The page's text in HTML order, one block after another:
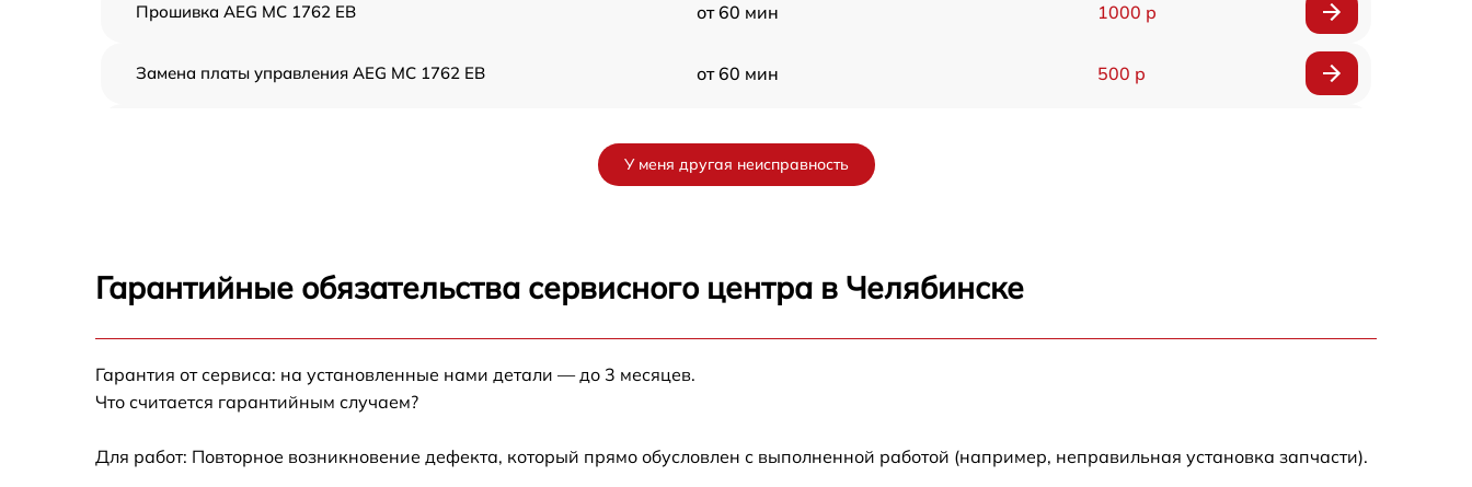
Прошивка AEG MC 1762 EB от 60 мин 1000 р
Замена платы управления AEG MC 1762 EB от 60 мин 500 р
Ремонт волновода AEG MC 1762 EB
1762 EB
У меня другая неисправность
Гарантийные обязательства сервисного центра в Челябинске
Гарантия от сервиса: на установленные нами детали — до 3 месяцев.
Что считается гарантийным случаем?
Для работ: Повторное возникновение дефекта, который прямо обусловлен с выполненной работой (например, неправильная установка запчасти).